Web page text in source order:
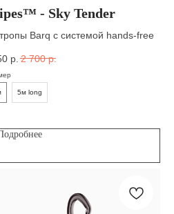
- Sky Tender
Barq с системой hands-free
р. 2 700 р.
5м long